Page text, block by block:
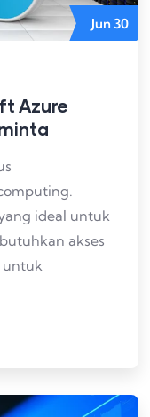
Jun30
Azure
ideal untuk
akses
untuk